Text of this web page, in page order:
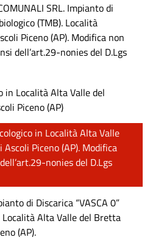
SRL. Impianto di
(TMB). Località
Piceno (AP). Modifica non
dell’art.29-nonies del D.Lgs
in Località Alta Valle del
Piceno (AP)
in Località Alta Valle
Piceno (AP). Modifica
nonies del D.Lgs
di Discarica “VASCA 0”
Alta Valle del Bretta
(AP).